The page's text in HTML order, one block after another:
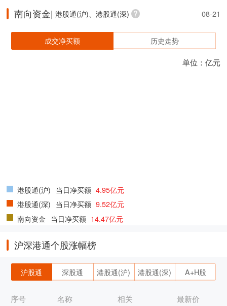
南向资金| 港股通(沪)、港股通(深) 08-21
成交净买额 历史走势
单位：亿元
港股通(沪) 当日净买额 4.95亿元
港股通(深) 当日净买额 9.52亿元
南向资金 当日净买额 14.47亿元
沪深港通个股涨幅榜
沪股通 深股通 港股通(沪) 港股通(深) A+H股
序号 名称 相关 最新价